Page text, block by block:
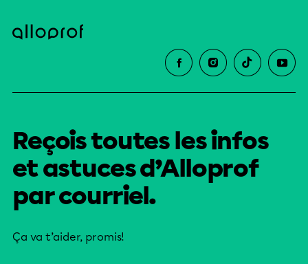
Reçois toutes les infos
et astuces d’Alloprof
par courriel.
Ça va t’aider, promis!